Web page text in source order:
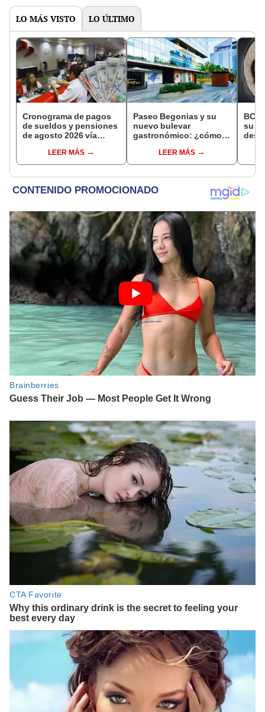
LO MÁS VISTO LO ÚLTIMO
Cronograma de pagos
de sueldos y pensiones
de agosto 2026 vía
conoce las fechas de
depósito
LEER MÁS
Paseo Begonias y su
nuevo bulevar
gastronómico: ¿cómo
restaurantes tiene?
LEER MÁS
BCR
su